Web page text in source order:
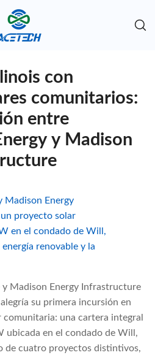
con
comunitarios:
entre
y Madison
Madison Energy
proyecto solar
en el condado de Will,
renovable y la
y Madison Energy Infrastructure
su primera incursión en
una cartera integral
ubicada en el condado de Will,
de cuatro proyectos distintivos,